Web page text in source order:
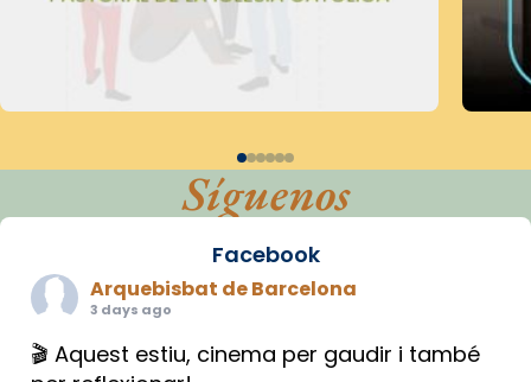
Síguenos
Facebook
Arquebisbat de Barcelona
3 days ago
🎬 Aquest estiu, cinema per gaudir i també